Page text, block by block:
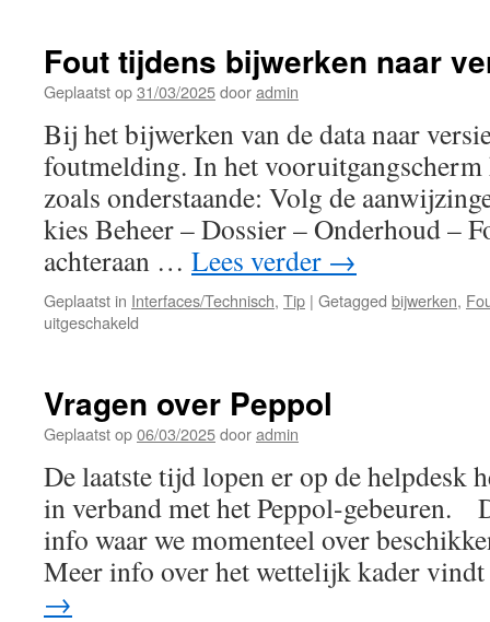
Fout tijdens bijwerken naar
Geplaatst op31/03/2025dooradmin
Bij het bijwerken van de data naar
foutmelding. In het
zoals onderstaande: Volg de
kies Beheer – Dossier – Onderhoud –
achteraan … Lees verder →
Geplaatst in Interfaces/Technisch, Tip | Getagged bijwerken,
uitgeschakeld
naar
versie
Vragen over Peppol
Geplaatst op06/03/2025dooradmin
De laatste tijd lopen er op de helpdesk
in verband met het Peppol-gebeuren.
info waar we momenteel over
Meer info over het wettelijk kader
→